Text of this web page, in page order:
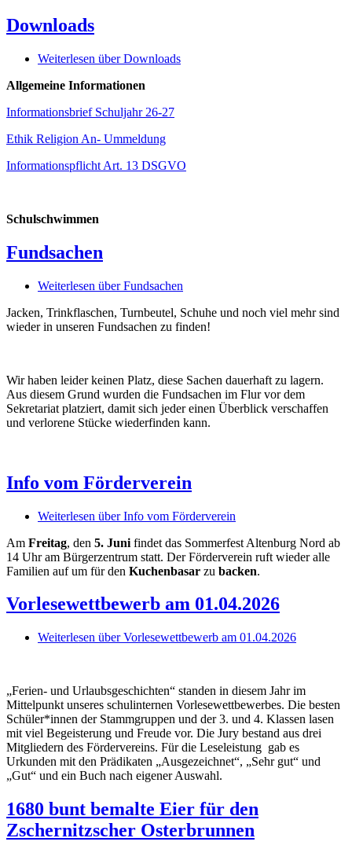
Downloads
Weiterlesen über Downloads
Allgemeine Informationen
Informationsbrief Schuljahr 26-27
Ethik Religion An- Ummeldung
Informationspflicht Art. 13 DSGVO
Schulschwimmen
Fundsachen
Weiterlesen über Fundsachen
Jacken, Trinkflaschen, Turnbeutel, Schuhe und noch viel mehr sind
wieder in unseren Fundsachen zu finden!
Wir haben leider keinen Platz, diese Sachen dauerhaft zu lagern.
Aus diesem Grund wurden die Fundsachen im Flur vor dem
Sekretariat platziert, damit sich jeder einen Überblick verschaffen
und verlorene Stücke wiederfinden kann.
Info vom Förderverein
Weiterlesen über Info vom Förderverein
Am Freitag, den 5. Juni findet das Sommerfest Altenburg Nord ab
14 Uhr am Bürgerzentrum statt. Der Förderverein ruft wieder alle
Familien auf um für den Kuchenbasar zu backen.
Vorlesewettbewerb am 01.04.2026
Weiterlesen über Vorlesewettbewerb am 01.04.2026
„Ferien- und Urlaubsgeschichten“ standen in diesem Jahr im
Mittelpunkt unseres schulinternen Vorlesewettbewerbes. Die besten
Schüler*innen der Stammgruppen und der 3. und 4. Klassen lasen
mit viel Begeisterung und Freude vor. Die Jury bestand aus drei
Mitgliedern des Fördervereins. Für die Leseleistung gab es
Urkunden mit den Prädikaten „Ausgezeichnet“, „Sehr gut“ und
„Gut“ und ein Buch nach eigener Auswahl.
1680 bunt bemalte Eier für den
Zschernitzscher Osterbrunnen